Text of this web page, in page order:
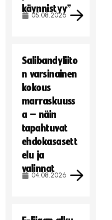
käynnistyy”
05.08.2026
Salibandyliito
n varsinainen
kokous
marraskuuss
a – näin
tapahtuvat
ehdokasasett
elu ja
valinnat
04.08.2026